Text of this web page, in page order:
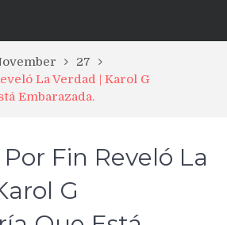
27
La Verdad | Karol G
Embarazada.
Fin Reveló La
G